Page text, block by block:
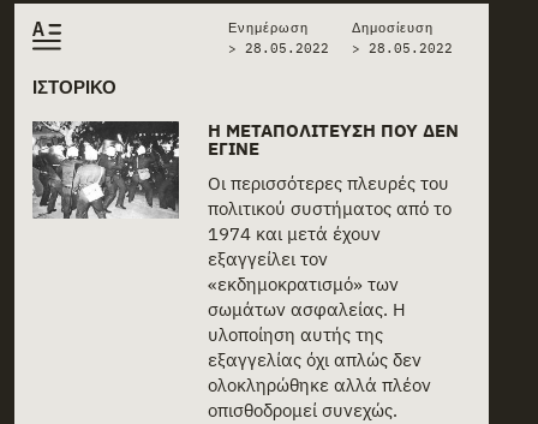
Related stories
ΙΣΤΟΡΙΚΌ
Ενημέρωση
> 28.05.2022
Δημοσίευση
> 28.05.2022
Η ΜΕΤΑΠΟΛΊΤΕΥΣΗ ΠΟΥ ΔΕΝ
ΈΓΙΝΕ
Οι περισσότερες πλευρές του
πολιτικού συστήματος από το
1974 και μετά έχουν
εξαγγείλει τον
«εκδημοκρατισμό» των
σωμάτων ασφαλείας. Η
υλοποίηση αυτής της
εξαγγελίας όχι απλώς δεν
ολοκληρώθηκε αλλά πλέον
οπισθοδρομεί συνεχώς.